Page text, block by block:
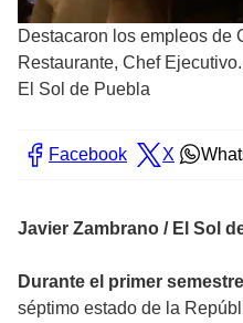
Destacaron los empleos de
Restaurante, Chef Ejecutivo.
El Sol de Puebla
Facebook X
Javier Zambrano / El Sol
Durante el primer
séptimo estado de la